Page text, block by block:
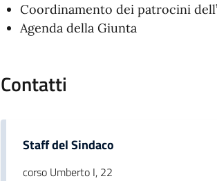
Coordinamento dei patrocini
Agenda della Giunta
Contatti
Staff del Sindaco
corso Umberto I, 22